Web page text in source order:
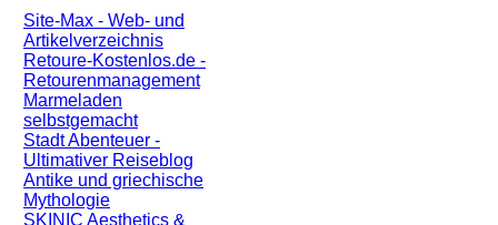
Site-Max - Web- und
Artikelverzeichnis
Retoure-Kostenlos.de -
Retourenmanagement
Marmeladen
selbstgemacht
Stadt Abenteuer -
Ultimativer Reiseblog
Antike und griechische
Mythologie
SKINIC Aesthetics &